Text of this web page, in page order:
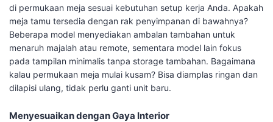
di permukaan meja sesuai kebutuhan setup kerja Anda. Apakah
meja tamu tersedia dengan rak penyimpanan di bawahnya?
Beberapa model menyediakan ambalan tambahan untuk
menaruh majalah atau remote, sementara model lain fokus
pada tampilan minimalis tanpa storage tambahan. Bagaimana
kalau permukaan meja mulai kusam? Bisa diamplas ringan dan
dilapisi ulang, tidak perlu ganti unit baru.
Menyesuaikan dengan Gaya Interior